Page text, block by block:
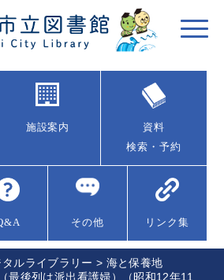
施設案内
資料
検索・予約
その他 リンク集
ルライブラリー > 海と保養地
最後列は派出看護婦）（昭和12年11